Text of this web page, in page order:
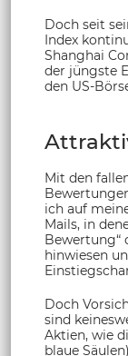
Doch seit
Index
Shanghai
der jüngste
den US-
Mit den
ich auf
Mails, in
Bewertung“
hinwiesen
Doch
sind
Aktien, wie
blaue